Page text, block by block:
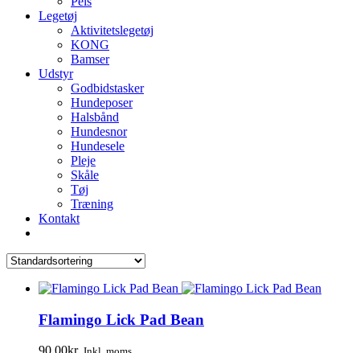
Legetøj
Aktivitetslegetøj
KONG
Bamser
Udstyr
Godbidstasker
Hundeposer
Halsbånd
Hundesnor
Hundesele
Pleje
Skåle
Tøj
Træning
Kontakt
Flamingo Lick Pad Bean